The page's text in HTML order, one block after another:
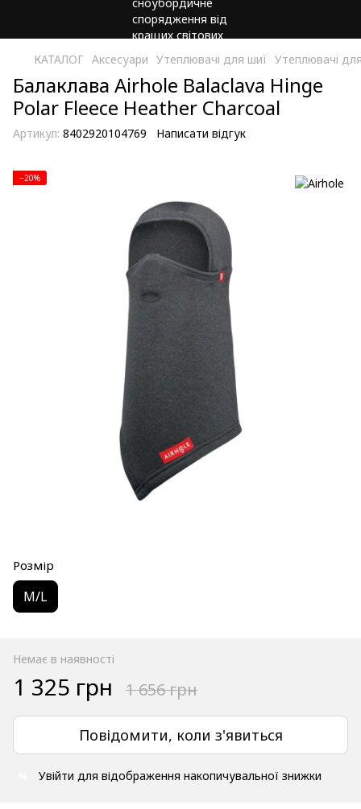
КАТАЛОГ Аксесуари Утеплювачі для шиї Утеплювачі
Балаклава Airhole Balaclava Hinge
Polar Fleece Heather Charcoal
Артикул: 8402920104769 Написати відгук
−20%
Розмір
M/L
Немає в наявності
1 325 грн 1 656 грн
Повідомити, коли з'явиться
Увійти для відображення накопичувальної знижки